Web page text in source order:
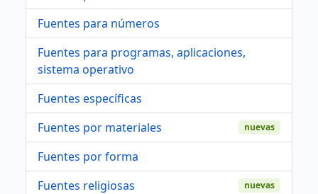
Fuentes para números
Fuentes para programas, aplicaciones,
sistema operativo
Fuentes específicas
Fuentes por materiales
nuevas
Fuentes por forma
Fuentes religiosas
nuevas